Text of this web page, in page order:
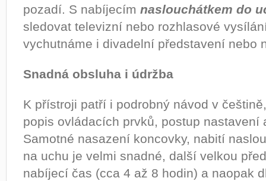
pozadí. S nabíjecím naslouchátkem do
sledovat televizní nebo rozhlasové
vychutnáme i divadelní představení nebo
Snadná obsluha i údržba
K přístroji patří i podrobný návod v
popis ovládacích prvků, postup nastavení
Samotné nasazení koncovky, nabití
na uchu je velmi snadné, další velkou
nabíjecí čas (cca 4 až 8 hodin) a naopak